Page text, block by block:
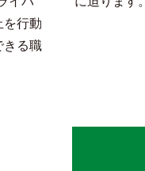
を行動
きる職